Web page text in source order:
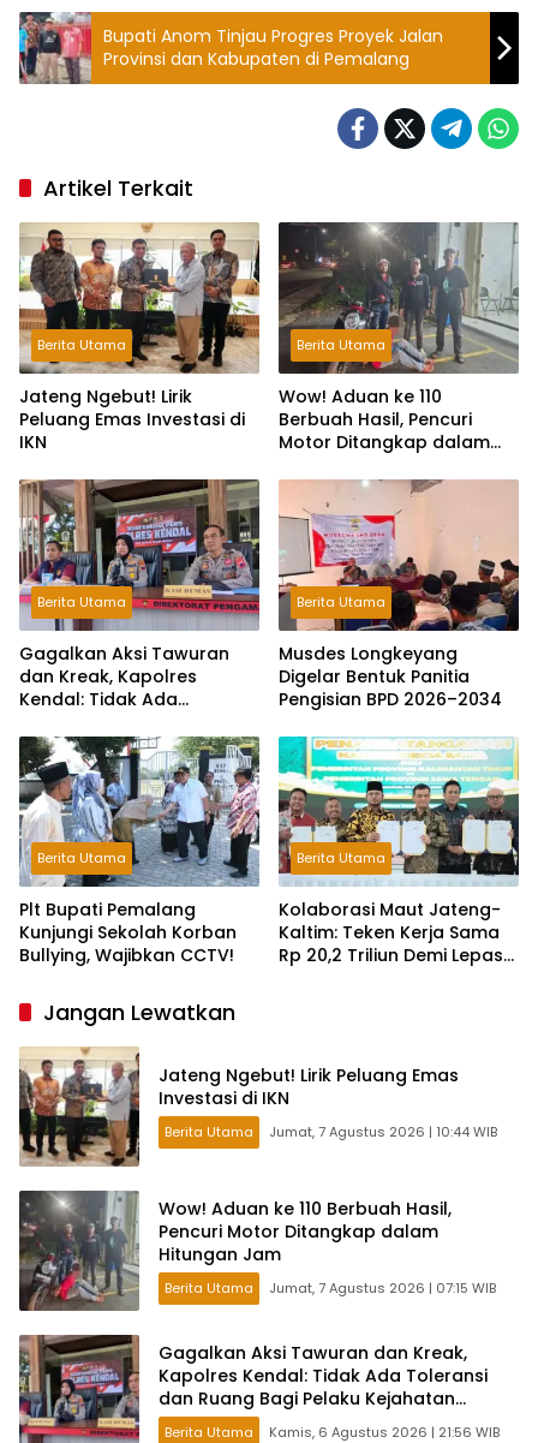
Bupati Anom Tinjau Progres Proyek Jalan
Provinsi dan Kabupaten di Pemalang
Artikel Terkait
Berita Utama
Jateng Ngebut! Lirik
Peluang Emas Investasi di
IKN
Berita Utama
Wow! Aduan ke 110
Berbuah Hasil, Pencuri
Motor Ditangkap dalam
Berita Utama
Gagalkan Aksi Tawuran
dan Kreak, Kapolres
Kendal: Tidak Ada
Pelaku Kejahatan Jalanan
Berita Utama
Musdes Longkeyang
Digelar Bentuk Panitia
Pengisian BPD 2026–2034
Berita Utama
Plt Bupati Pemalang
Kunjungi Sekolah Korban
Bullying, Wajibkan CCTV!
Berita Utama
Kolaborasi Maut Jateng-
Kaltim: Teken Kerja Sama
Rp 20,2 Triliun Demi Lepas
Jangan Lewatkan
Jateng Ngebut! Lirik Peluang Emas
Investasi di IKN
Berita Utama Jumat, 7 Agustus 2026 | 10:44 WIB
Wow! Aduan ke 110 Berbuah Hasil,
Pencuri Motor Ditangkap dalam
Hitungan Jam
Berita Utama Jumat, 7 Agustus 2026 | 07:15 WIB
Gagalkan Aksi Tawuran dan Kreak,
Kapolres Kendal: Tidak Ada Toleransi
dan Ruang Bagi Pelaku Kejahatan
Jalanan
Berita Utama Kamis, 6 Agustus 2026 | 21:56 WIB